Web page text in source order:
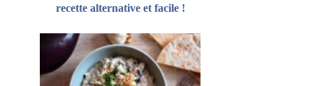
recette alternative et facile !